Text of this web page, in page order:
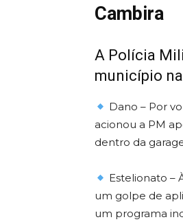
Cambira
A Polícia
município
Dano – Por
acionou a PM
dentro da
Estelionato –
um golpe de
um programa